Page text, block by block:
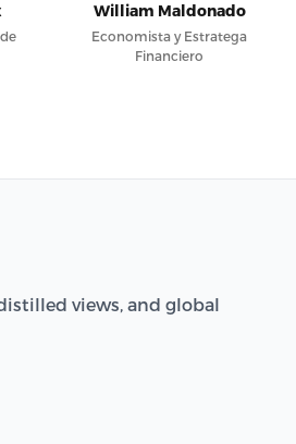
William Maldonado
Economista y Estratega
Financiero
views, and global